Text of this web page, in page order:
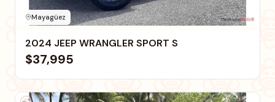
Mayagüez
2024 JEEP WRANGLER SPORT S
$37,995